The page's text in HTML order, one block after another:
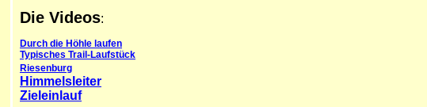
Die Videos:
Durch die Höhle laufen
Typisches Trail-Laufstück
Riesenburg
Himmelsleiter
Zieleinlauf